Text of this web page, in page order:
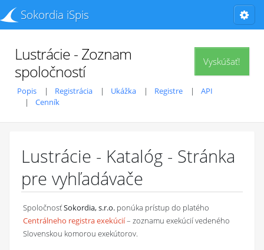
Sokordia iSpis
Vyskúšať!
Lustrácie - Zoznam
spoločností
Popis Registrácia Ukážka Registre
API
Cenník
Lustrácie - Katalóg - Stránka
pre vyhľadávače
SpoločnosťSokordia, s.r.o. ponúka prístup do platého
Centrálneho registra exekúcií– zoznamu exekúcií vedeného
Slovenskou komorou exekútorov.